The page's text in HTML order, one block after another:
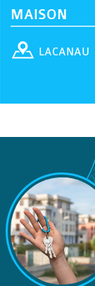
MAISON
LACANAU